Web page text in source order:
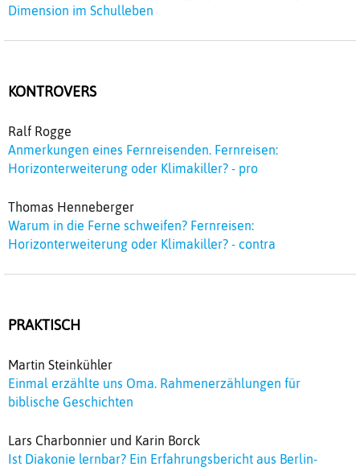
Dimension im Schulleben
KONTROVERS
Ralf Rogge
Anmerkungen eines Fernreisenden. Fernreisen:
Horizonterweiterung oder Klimakiller? - pro
Thomas Henneberger
Warum in die Ferne schweifen? Fernreisen:
Horizonterweiterung oder Klimakiller? - contra
PRAKTISCH
Martin Steinkühler
Einmal erzählte uns Oma. Rahmenerzählungen für
biblische Geschichten
Lars Charbonnier und Karin Borck
Ist Diakonie lernbar? Ein Erfahrungsbericht aus Berlin-